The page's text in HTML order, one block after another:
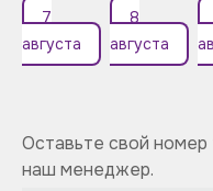
7
августа
8
августа
Оставьте свой
наш менеджер.